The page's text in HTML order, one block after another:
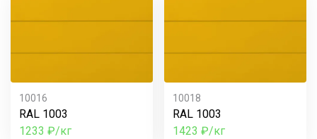
10016
RAL 1003
1233 ₽/кг
10018
RAL 1003
1423 ₽/кг